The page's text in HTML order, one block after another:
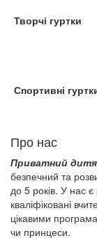
Творчі гуртки
Спортивні
Про нас
Приватний
безпечний та
до 5 років. У нас
кваліфіковані
цікавими
чи принцеси.